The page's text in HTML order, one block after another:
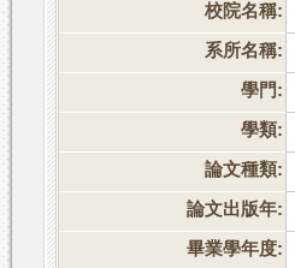
校院名稱:
系所名稱:
學門:
學類:
論文種類:
論文出版年:
畢業學年度: